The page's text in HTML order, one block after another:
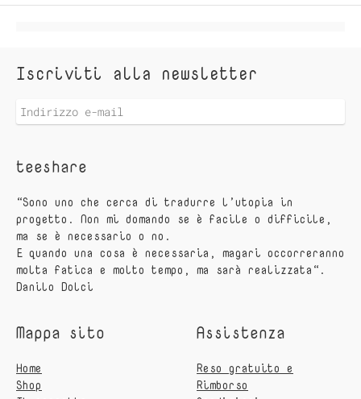
Iscriviti alla newsletter
teeshare
“Sono uno che cerca di tradurre l’utopia in
progetto. Non mi domando se è facile o difficile,
ma se è necessario o no.
E quando una cosa è necessaria, magari occorreranno
molta fatica e molto tempo, ma sarà realizzata“.
Danilo Dolci
Mappa sito
Home
Shop
Assistenza
Reso gratuito e
Rimborso